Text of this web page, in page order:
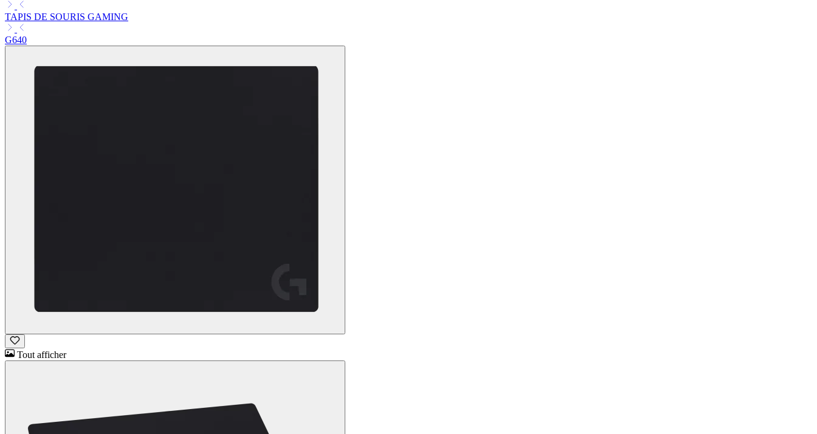
TAPIS DE SOURIS GAMING
G640
Tout afficher